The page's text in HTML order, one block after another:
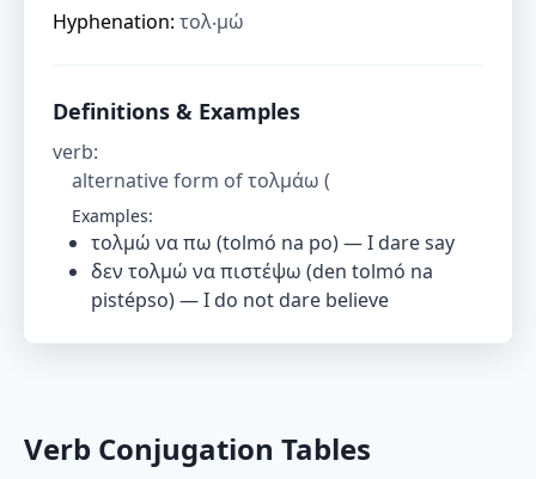
Hyphenation: τολ‧μώ
Definitions & Examples
verb:
alternative form of τολμάω (
Examples:
τολμώ να πω (tolmó na po) — I dare say
δεν τολμώ να πιστέψω (den tolmó na
pistépso) — I do not dare believe
Verb Conjugation Tables